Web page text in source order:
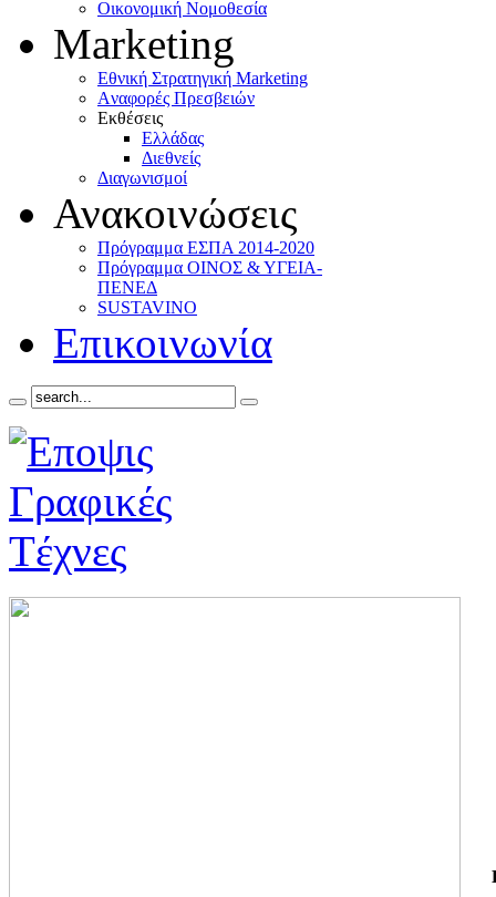
Οικονομική Νομοθεσία
Marketing
Eθνική Στρατηγική Marketing
Aναφορές Πρεσβειών
Eκθέσεις
Eλλάδας
Διεθνείς
Διαγωνισμοί
Ανακοινώσεις
Πρόγραμμα ΕΣΠΑ 2014-2020
Πρόγραμμα ΟΙΝΟΣ & ΥΓΕΙΑ-
ΠΕΝΕΔ
SUSTAVINO
Επικοινωνία